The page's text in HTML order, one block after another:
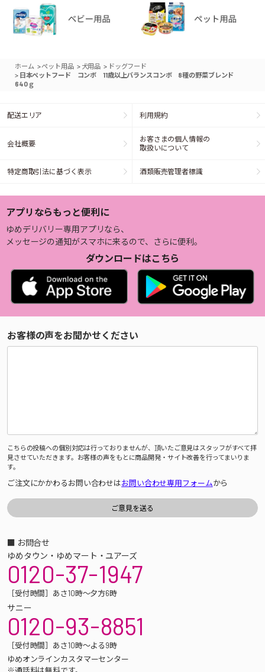
ホーム >ペット用品 > 犬用品 > ドッグフード
> 日本ペットフード コンボ 11歳以上バランスコンボ 8種の野菜ブレンド
640ｇ
配送エリア 利用規約
会社概要
お客さまの個人情報の
取扱いについて
特定商取引法に基づく表示 酒類販売管理者標識
アプリならもっと便利に
ゆめデリバリー専用アプリなら、
メッセージの通知がスマホに来るので、さらに便利。
ダウンロードはこちら
お客様の声をお聞かせください
こちらの投稿への個別対応は行っておりませんが、頂いたご意見はスタッフがすべて拝
見させていただきます。お客様の声をもとに商品開発・サイト改善を行ってまいりま
す。
ご注文にかかわるお問い合わせはお問い合わせ専用フォームから
■ お問合せ
ゆめタウン・ゆめマート・ユアーズ
0120-37-1947
［受付時間］あさ10時～夕方6時
サニー
0120-93-8851
［受付時間］あさ10時～よる9時
ゆめオンラインカスタマーセンター
※通話料は無料です。